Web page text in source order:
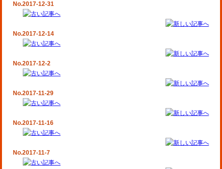
No.2017-12-31
No.2017-12-14
No.2017-12-2
No.2017-11-29
No.2017-11-16
No.2017-11-7